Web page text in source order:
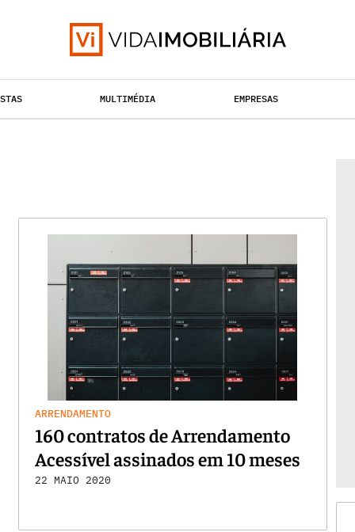
MULTIMÉDIA EMPRESAS
ARRENDAMENTO
160 contratos de Arrendamento
Acessível assinados em 10 meses
22 MAIO 2020